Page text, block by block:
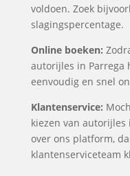
voldoen. Zoek
slagingspercentage.
Online boeken:
autorijles in Parrega
eenvoudig en snel
Klantenservice:
kiezen van autorijles
over ons platform,
klantenserviceteam